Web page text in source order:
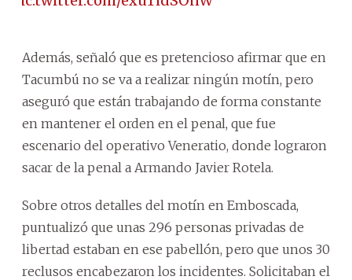
Además, señaló que es pretencioso afirmar que en
Tacumbú no se va a realizar ningún motín, pero
aseguró que están trabajando de forma constante
en mantener el orden en el penal, que fue
escenario del operativo Veneratio, donde lograron
sacar de la penal a Armando Javier Rotela.
Sobre otros detalles del motín en Emboscada,
puntualizó que unas 296 personas privadas de
libertad estaban en ese pabellón, pero que unos 30
reclusos encabezaron los incidentes. Solicitaban el